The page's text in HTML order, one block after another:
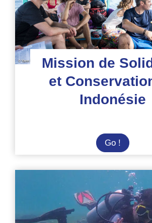
Mission de
et
Indonésie
Go ! Mission
de
en